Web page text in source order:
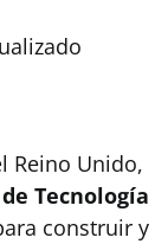
Reino Unido,
Tecnología
construir y